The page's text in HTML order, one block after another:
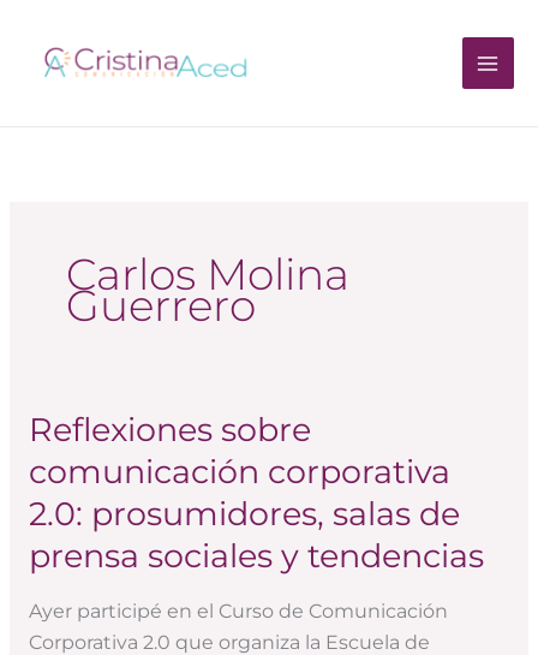
contenido
Carlos Molina
Guerrero
Reflexiones sobre
comunicación corporativa
2.0: prosumidores, salas de
prensa sociales y tendencias
Ayer participé en el Curso de Comunicación
Corporativa 2.0 que organiza la Escuela de
Reflexiones
comunicación
corporativa
2.0:
prosumidores,
salas
de